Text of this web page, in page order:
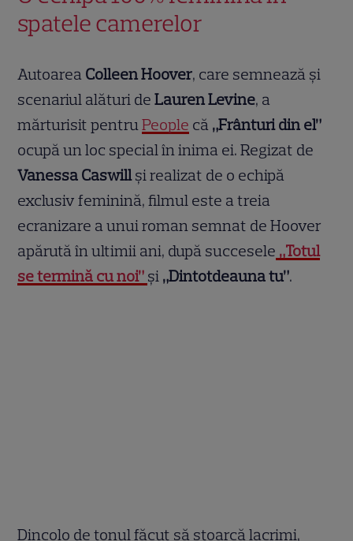
spatele camerelor
Autoarea Colleen Hoover, care semnează și
scenariul alături deLauren Levine, a
mărturisit pentruPeople că „Frânturi din el”
ocupă un loc special în inima ei. Regizat de
Vanessa Caswillși realizat de o echipă
exclusiv feminină, filmul este a treia
ecranizare a unui roman semnat de Hoover
apărută în ultimii ani, după succesele „Totul
se termină cu noi” și „Dintotdeauna tu”.
Dincolo de tonul făcut să stoarcă lacrimi,